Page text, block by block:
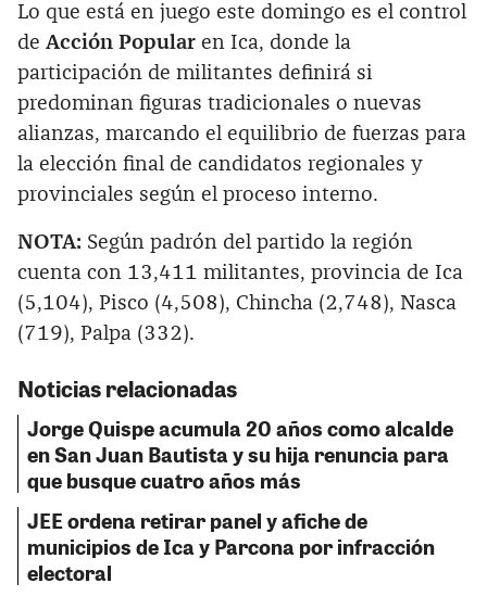
Lo que está en juego este domingo es el control
de Acción Popular en Ica, donde la
participación de militantes definirá si
predominan figuras tradicionales o nuevas
alianzas, marcando el equilibrio de fuerzas para
la elección final de candidatos regionales y
provinciales según el proceso interno.
NOTA: Según padrón del partido la región
cuenta con 13,411 militantes, provincia de Ica
(5,104), Pisco (4,508), Chincha (2,748), Nasca
(719), Palpa (332).
Noticias relacionadas
Jorge Quispe acumula 20 años como alcalde
en San Juan Bautista y su hija renuncia para
que busque cuatro años más
JEE ordena retirar panel y afiche de
municipios de Ica y Parcona por infracción
electoral